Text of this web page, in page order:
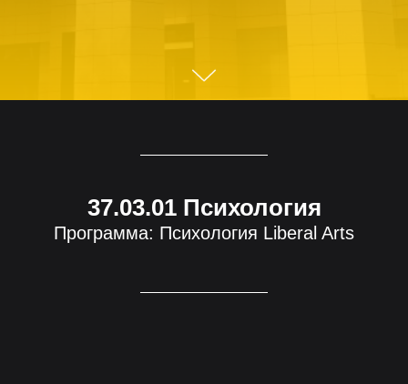
37.03.01 Психология
Программа: Психология Liberal Arts